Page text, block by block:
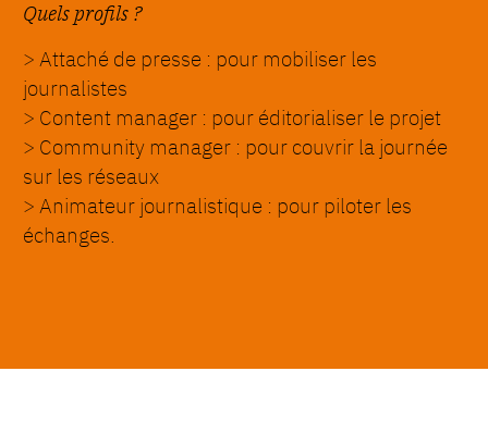
Quels profils ?
> Attaché de presse : pour mobiliser les
journalistes
> Content manager : pour éditorialiser le projet
> Community manager : pour couvrir la journée
sur les réseaux
> Animateur journalistique : pour piloter les
échanges.